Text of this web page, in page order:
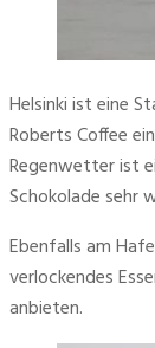
Helsinki ist eine
Roberts Coffee
Regenwetter ist
Schokolade sehr
Ebenfalls am
verlockendes
anbieten.